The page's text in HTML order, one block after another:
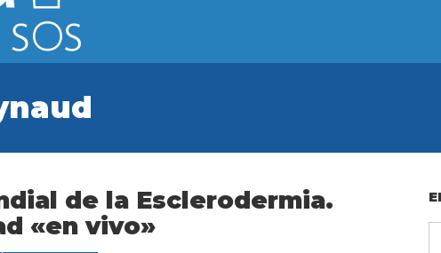
de la Esclerodermia.
«en vivo»